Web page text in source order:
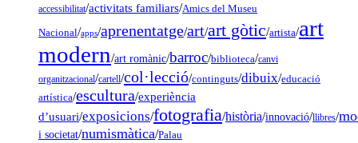
accessibilitat/activitats familiars/Amics del Museu
Nacional/apps/aprenentatge/art/art gòtic/artista/art
modern/art romànic/barroc/biblioteca/canvi
organitzacional/cartell/col·lecció/continguts/dibuix/educació
artística/escultura/experiència
d’usuari/exposicions/fotografia/història/innovació/llibres/
i societat/numismàtica/Palau